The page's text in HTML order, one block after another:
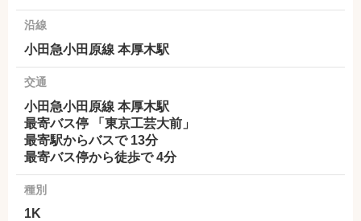
沿線
小田急小田原線 本厚木駅
交通
小田急小田原線 本厚木駅
最寄バス停 「東京工芸大前」
最寄駅からバスで 13分
最寄バス停から徒歩で 4分
種別
1K